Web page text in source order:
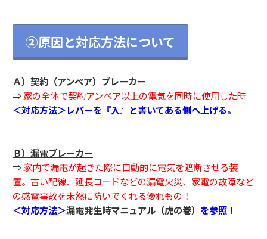
②原因と対応方法について
Ａ）契約（アンペア）ブレーカー
⇒家の全体で契約アンペア以上の電気を同時に使用した時
＜対応方法＞レバーを『入』と書いてある側へ上げる。
Ｂ）漏電ブレーカー
⇒家内で漏電が起きた際に自動的に電気を遮断させる装
置。古い配線、延長コードなどの漏電火災、家電の故障など
の感電事故を未然に防いでくれる優れもの！
＜対応方法＞漏電発生時マニュアル（虎の巻） を参照！